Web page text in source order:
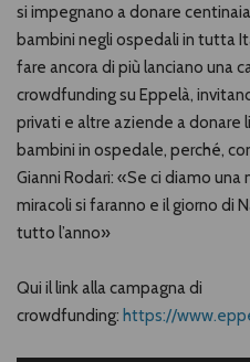
si impegnano a donare
bambini negli ospedali in tutta
fare ancora di più lanciano una
crowdfunding su Eppelà,
privati e altre aziende a donare
bambini in ospedale, perché,
Gianni Rodari: «Se ci diamo una
miracoli si faranno e il giorno di
tutto l’anno»
Qui il link alla campagna di
crowdfunding: https://